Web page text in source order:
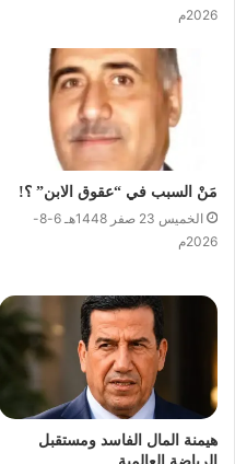
2026م
مَنْ السبب في “عقوق الابن” ؟!
الخميس 23 صفر 1448هـ 6-8-
2026م
هيمنة المال الفاسد ومستقبل